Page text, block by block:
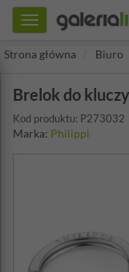
Toggle
navigation
Strona główna
Biuro
Brelok do
Kod produktu: P273032
Marka: Philippi